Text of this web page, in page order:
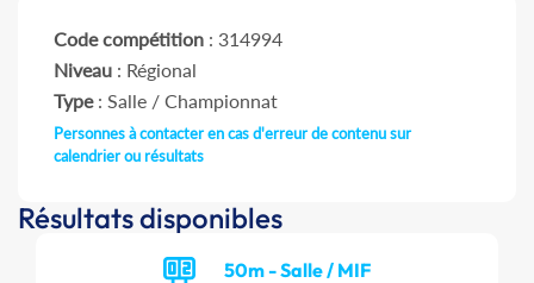
Code compétition : 314994
Niveau : Régional
Type: Salle / Championnat
Personnes à contacter en cas d'erreur de contenu sur
calendrier ou résultats
Résultats disponibles
50m - Salle / MIF